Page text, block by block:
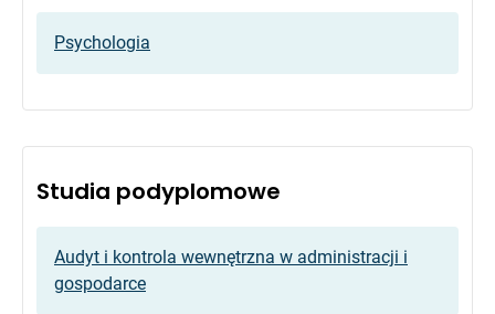
Psychologia
Studia podyplomowe
Audyt i kontrola wewnętrzna w administracji i
gospodarce